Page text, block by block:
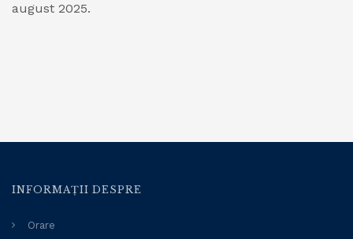
august 2025.
INFORMAȚII DESPRE
Orare